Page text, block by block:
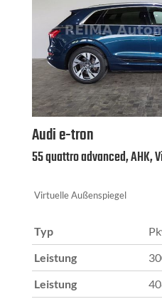
Audie-tron
55 quattro advanced, AHK,
Virtuelle Außenspiegel
Typ
Leistung
Leistung